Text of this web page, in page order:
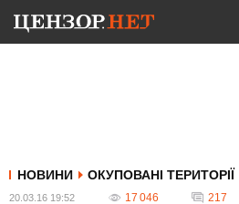
НОВИНИ ОКУПОВАНІ ТЕРИТОРІЇ
20.03.16 19:52 17 046 217